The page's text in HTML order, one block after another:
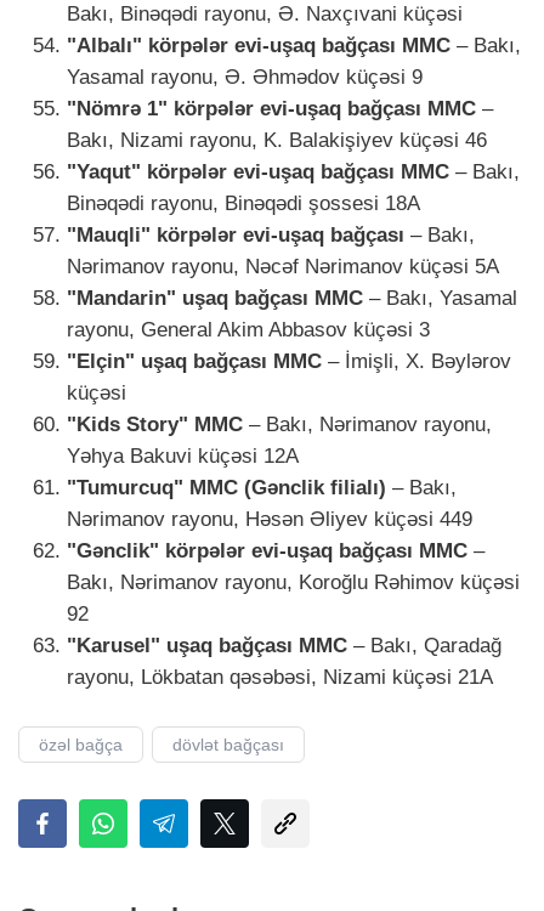
Bakı, Binəqədi rayonu, Ə. Naxçıvani küçəsi
"Albalı" körpələr evi-uşaq bağçası MMC – Bakı,
Yasamal rayonu, Ə. Əhmədov küçəsi 9
"Nömrə 1" körpələr evi-uşaq bağçası MMC –
Bakı, Nizami rayonu, K. Balakişiyev küçəsi 46
"Yaqut" körpələr evi-uşaq bağçası MMC – Bakı,
Binəqədi rayonu, Binəqədi şossesi 18A
"Mauqli" körpələr evi-uşaq bağçası – Bakı,
Nərimanov rayonu, Nəcəf Nərimanov küçəsi 5A
"Mandarin" uşaq bağçası MMC – Bakı, Yasamal
rayonu, General Akim Abbasov küçəsi 3
"Elçin" uşaq bağçası MMC – İmişli, X. Bəylərov
küçəsi
"Kids Story" MMC – Bakı, Nərimanov rayonu,
Yəhya Bakuvi küçəsi 12A
"Tumurcuq" MMC (Gənclik filialı) – Bakı,
Nərimanov rayonu, Həsən Əliyev küçəsi 449
"Gənclik" körpələr evi-uşaq bağçası MMC –
Bakı, Nərimanov rayonu, Koroğlu Rəhimov küçəsi
92
"Karusel" uşaq bağçası MMC – Bakı, Qaradağ
rayonu, Lökbatan qəsəbəsi, Nizami küçəsi 21A
özəl bağça dövlət bağçası